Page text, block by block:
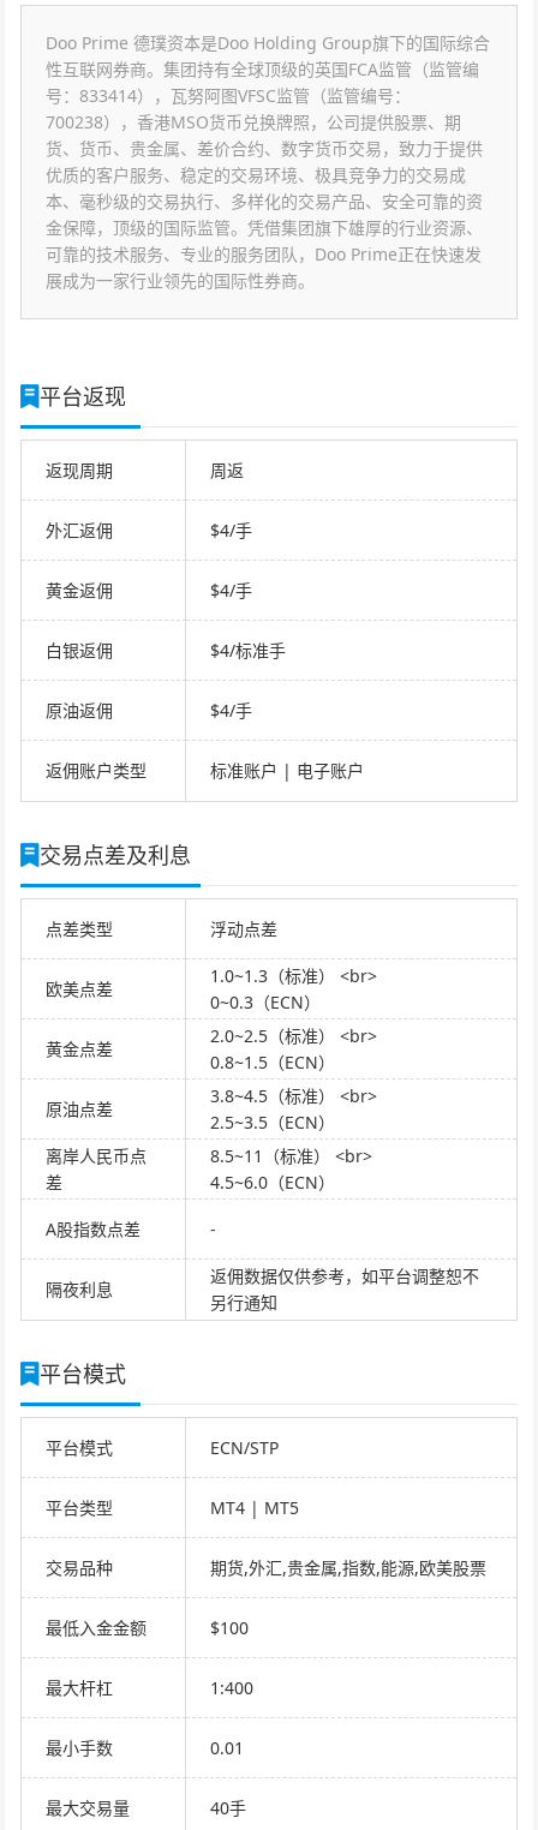
Doo Prime 德璞资本是Doo Holding Group旗下的国际综合
性互联网券商。集团持有全球顶级的英国FCA监管（监管编
号：833414），瓦努阿图VFSC监管（监管编号：
700238），香港MSO货币兑换牌照，公司提供股票、期
货、货币、贵金属、差价合约、数字货币交易，致力于提供
优质的客户服务、稳定的交易环境、极具竞争力的交易成
本、毫秒级的交易执行、多样化的交易产品、安全可靠的资
金保障，顶级的国际监管。凭借集团旗下雄厚的行业资源、
可靠的技术服务、专业的服务团队，Doo Prime正在快速发
展成为一家行业领先的国际性券商。
平台返现
返现周期 周返
外汇返佣 $4/手
黄金返佣 $4/手
白银返佣 $4/标准手
原油返佣 $4/手
返佣账户类型 标准账户 | 电子账户
交易点差及利息
点差类型 浮动点差
欧美点差
1.0~1.3（标准） <br>
0~0.3（ECN）
黄金点差
2.0~2.5（标准） <br>
0.8~1.5（ECN）
原油点差
3.8~4.5（标准） <br>
2.5~3.5（ECN）
离岸人民币点
差
8.5~11（标准） <br>
4.5~6.0（ECN）
A股指数点差 -
隔夜利息
返佣数据仅供参考，如平台调整恕不
另行通知
平台模式
平台模式 ECN/STP
平台类型 MT4 | MT5
交易品种 期货,外汇,贵金属,指数,能源,欧美股票
最低入金金额 $100
最大杆杠 1:400
最小手数 0.01
最大交易量 40手